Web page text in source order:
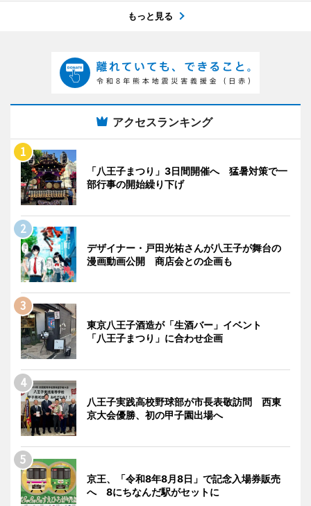
もっと見る
アクセスランキング
「八王子まつり」3日間開催へ 猛暑対策で一
部行事の開始繰り下げ
デザイナー・戸田光祐さんが八王子が舞台の
漫画動画公開 商店会との企画も
東京八王子酒造が「生酒バー」イベント
「八王子まつり」に合わせ企画
八王子実践高校野球部が市長表敬訪問 西東
京大会優勝、初の甲子園出場へ
京王、「令和8年8月8日」で記念入場券販売
へ 8にちなんだ駅がセットに